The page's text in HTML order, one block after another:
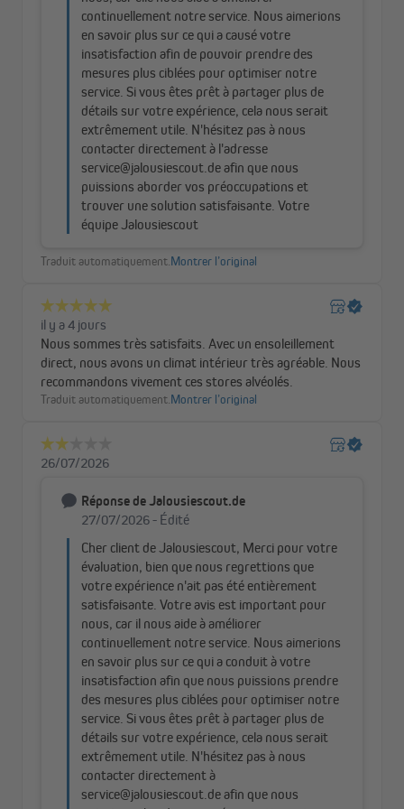
reste parfaitement stable, même sur des fenêtres inclinées.
Contrairement à d’autres modèles, aucun frein à corde n’est
nécessaire.
Vous pouvez tendre le store plissé en nid d'abeille Pure lors du
montage autant que nécessaire, et un retensionnement est
possible à tout moment grâce au sabot de tension. Avec cette
conception intelligente, le plissé peut être installé au plus près de
la fenêtre, sans vacillement, pour une tenue impeccable et
Montage sans effort et sans perçage
Le store plissé en nid d'abeille Pure se fixe directement sur le
cadre de votre fenêtre grâce aux supports de serrage inclus.
Adaptés pour des battants de 15 à 26 mm, ils permettent une
installation rapide et simple, sans perçage ni outils spécifiques,
pour un résultat propre et sécurisé.
Tissu de haute qualité en polyester